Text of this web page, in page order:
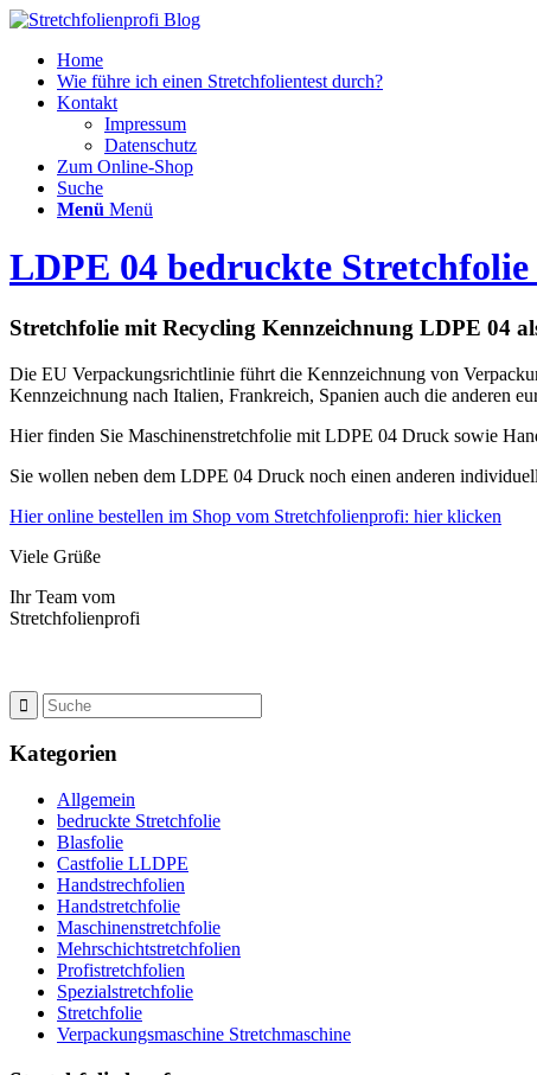
Home
Wie führe ich einen Stretchfolientest durch?
Kontakt
Impressum
Datenschutz
Zum Online-Shop
Suche
Menü Menü
LDPE 04 bedruckte
Stretchfolie mit Recycling Kennzeichnung LDPE 04
Die EU Verpackungsrichtlinie führt die Kennzeichnung von
Kennzeichnung nach Italien, Frankreich, Spanien auch die anderen
Hier finden Sie Maschinenstretchfolie mit LDPE 04 Druck sowie
Sie wollen neben dem LDPE 04 Druck noch einen anderen
Hier online bestellen im Shop vom Stretchfolienprofi: hier klicken
Viele Grüße
Ihr Team vom
Stretchfolienprofi
Kategorien
Allgemein
bedruckte Stretchfolie
Blasfolie
Castfolie LLDPE
Handstrechfolien
Handstretchfolie
Maschinenstretchfolie
Mehrschichtstretchfolien
Profistretchfolien
Spezialstretchfolie
Stretchfolie
Verpackungsmaschine Stretchmaschine